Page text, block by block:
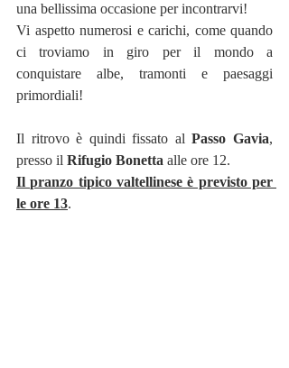
una bellissima occasione per incontrarvi!
Vi aspetto numerosi e carichi, come quando
ci troviamo in giro per il mondo a
conquistare albe, tramonti e paesaggi
primordiali!
Il ritrovo è quindi fissato al Passo Gavia,
presso il Rifugio Bonetta alle ore 12.
Il pranzo tipico valtellinese è previsto per
le ore 13.